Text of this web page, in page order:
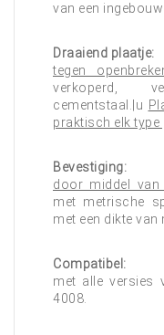
van een
Draaiend plaatje:
tegen
verkoperd,
cementstaal.|u
praktisch elk
Bevestiging:
door middel van
met metrische
met een dikte van
Compatibel:
met alle versies
4008.